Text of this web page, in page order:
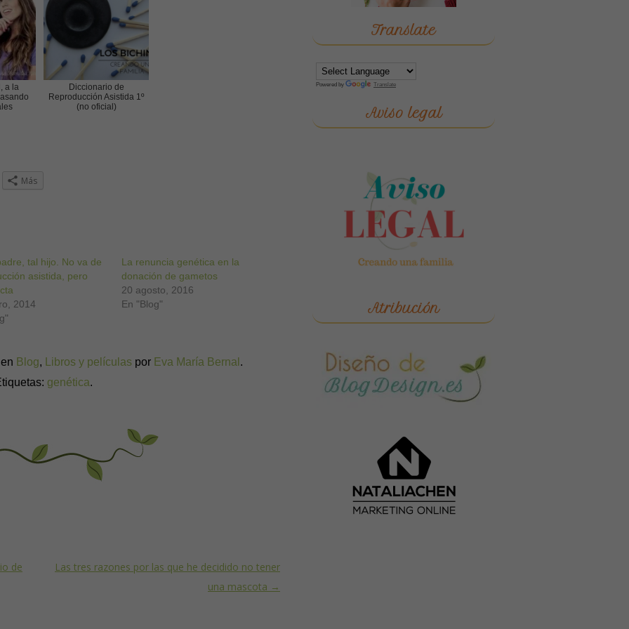
a la
Diccionario de
Reproducción Asistida 1º
(no oficial)
Más
tal hijo. No va de
asistida, pero
2014
La renuncia genética en la
donación de gametos
20 agosto, 2016
En "Blog"
Blog, Libros y películas por Eva María Bernal .
genética.
de
Las tres razones por las que he decidido no tener
una mascota →
Translate
Powered by Translate
Aviso legal
Atribución